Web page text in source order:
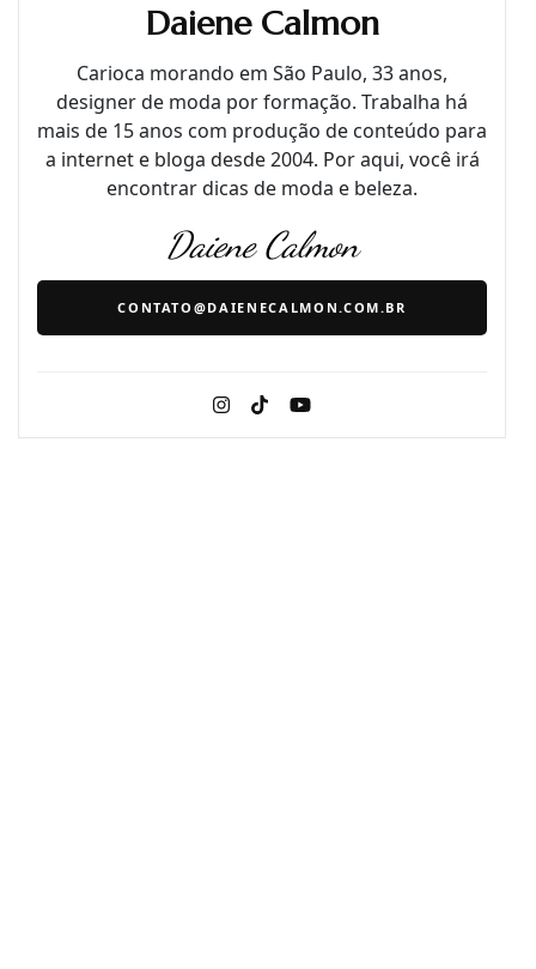
Daiene Calmon
Carioca morando em São Paulo, 33 anos,
designer de moda por formação. Trabalha há
mais de 15 anos com produção de conteúdo para
a internet e bloga desde 2004. Por aqui, você irá
encontrar dicas de moda e beleza.
Daiene Calmon
CONTATO@DAIENECALMON.COM.BR